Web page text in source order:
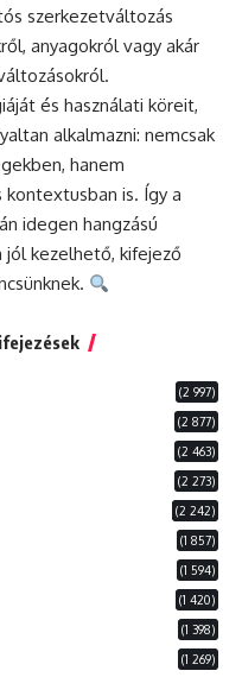
szerkezetváltozás
anyagokról vagy akár
és használati köreit,
alkalmazni: nemcsak
hanem
is. Így a
idegen hangzású
jól kezelhető, kifejező
(2 997)
(2 877)
(2 463)
(2 273)
(2 242)
(1 857)
(1 594)
(1 420)
(1 398)
(1 269)